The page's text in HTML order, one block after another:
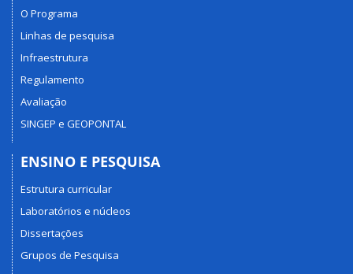
O Programa
Linhas de pesquisa
Infraestrutura
Regulamento
Avaliação
SINGEP e GEOPONTAL
ENSINO E PESQUISA
Estrutura curricular
Laboratórios e núcleos
Dissertações
Grupos de Pesquisa